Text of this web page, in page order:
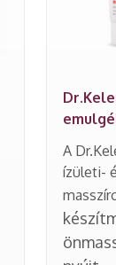
A
ízületi-